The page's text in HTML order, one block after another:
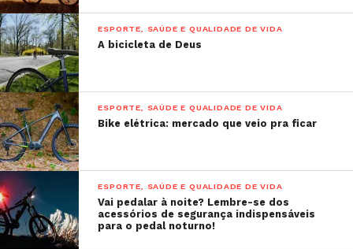
ESPORTE, SAÚDE E QUALIDADE DE VIDA
A bicicleta de Deus
ESPORTE, SAÚDE E QUALIDADE DE VIDA
Bike elétrica: mercado que veio pra ficar
ESPORTE, SAÚDE E QUALIDADE DE VIDA
Vai pedalar à noite? Lembre-se dos
acessórios de segurança indispensáveis
para o pedal noturno!